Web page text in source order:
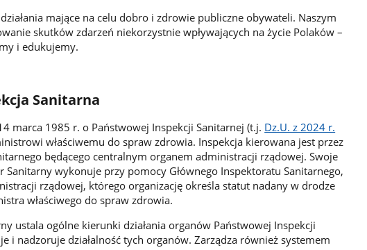
mające na celu dobro i zdrowie publiczne obywateli. Naszym
skutków zdarzeń niekorzystnie wpływających na życie Polaków –
i edukujemy.
Sanitarna
marca 1985 r. o Państwowej Inspekcji Sanitarnej (t.j. Dz.U. z 2024 r.
właściwemu do spraw zdrowia. Inspekcja kierowana jest przez
będącego centralnym organem administracji rządowej. Swoje
Sanitarny wykonuje przy pomocy Głównego Inspektoratu Sanitarnego,
rządowej, którego organizację określa statut nadany w drodze
właściwego do spraw zdrowia.
ustala ogólne kierunki działania organów Państwowej Inspekcji
i nadzoruje działalność tych organów. Zarządza również systemem